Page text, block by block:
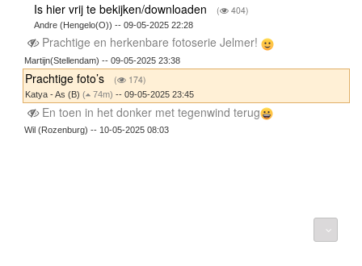
Is hier vrij te bekijken/downloaden ( 404)
Andre (Hengelo(O)) -- 09-05-2025 22:28
Prachtige en herkenbare fotoserie Jelmer!
Martijn(Stellendam) -- 09-05-2025 23:38
Prachtige foto’s ( 174)
Katya - As (B) ( 74m) -- 09-05-2025 23:45
En toen in het donker met tegenwind terug
Wil (Rozenburg) -- 10-05-2025 08:03